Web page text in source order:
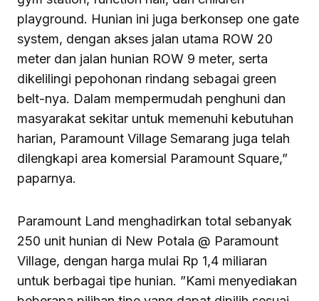
playground. Hunian ini juga berkonsep one gate
system, dengan akses jalan utama ROW 20
meter dan jalan hunian ROW 9 meter, serta
dikelilingi pepohonan rindang sebagai green
belt-nya. Dalam mempermudah penghuni dan
masyarakat sekitar untuk memenuhi kebutuhan
harian, Paramount Village Semarang juga telah
dilengkapi area komersial Paramount Square,”
paparnya.
Paramount Land menghadirkan total sebanyak
250 unit hunian di New Potala @ Paramount
Village, dengan harga mulai Rp 1,4 miliaran
untuk berbagai tipe hunian. ”Kami menyediakan